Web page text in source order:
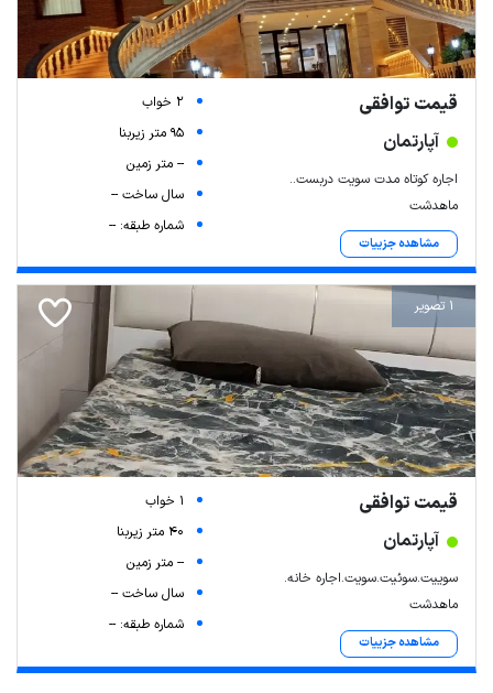
Leaflet| Map data ©ariamarz.com
قیمت توافقی
آپارتمان
اجاره کوتاه مدت سویت دربست..
ماهدشت
مشاهده جزییات
2 خواب
95 متر زیربنا
-- متر زمین
سال ساخت --
شماره طبقه: --
1 تصویر
قیمت توافقی
آپارتمان
سوییت.سوئیت.سویت.اجاره خانه.
ماهدشت
مشاهده جزییات
1 خواب
40 متر زیربنا
-- متر زمین
سال ساخت --
شماره طبقه: --